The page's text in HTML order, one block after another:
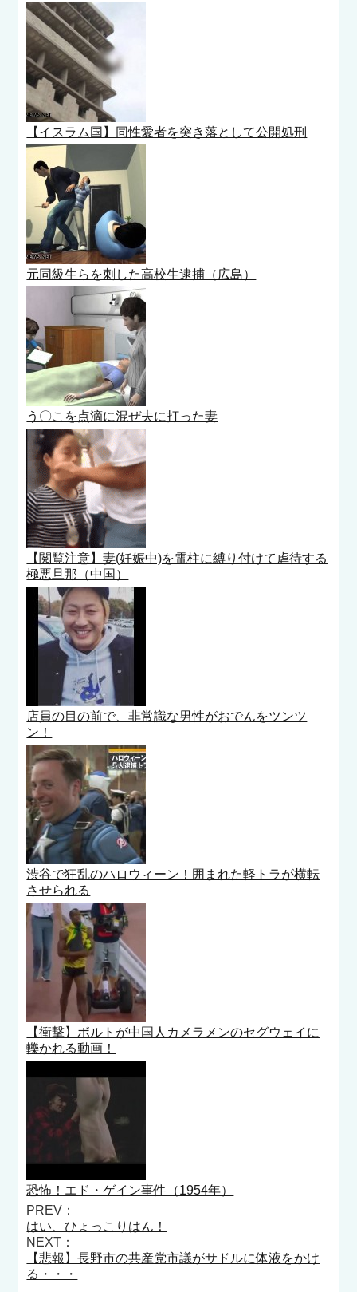
【イスラム国】同性愛者を突き落として公開処刑
元同級生らを刺した高校生逮捕（広島）
う〇こを点滴に混ぜ夫に打った妻
【閲覧注意】妻(妊娠中)を電柱に縛り付けて虐待する
極悪旦那（中国）
店員の目の前で、非常識な男性がおでんをツンツ
ン！
渋谷で狂乱のハロウィーン！囲まれた軽トラが横転
させられる
【衝撃】ボルトが中国人カメラメンのセグウェイに
轢かれる動画！
恐怖！エド・ゲイン事件（1954年）
PREV：
はい、ひょっこりはん！
NEXT：
【悲報】長野市の共産党市議がサドルに体液をかけ
る・・・